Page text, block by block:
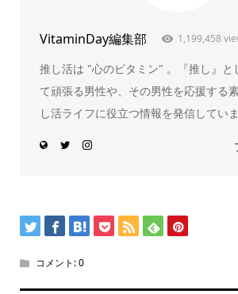
VitaminDay編集部 1,199,458
推し活は "心のビタミン" 。『推し』と
て頑張る男性や、その男性を応援する
し活ライフに役立つ情報を発信していま
コメント:0